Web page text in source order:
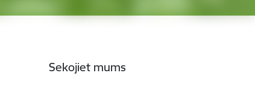
Sekojiet mums